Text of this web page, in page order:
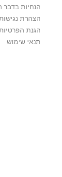
הנחיות בדבר
הצהרת
הגנת
תנאי שימוש